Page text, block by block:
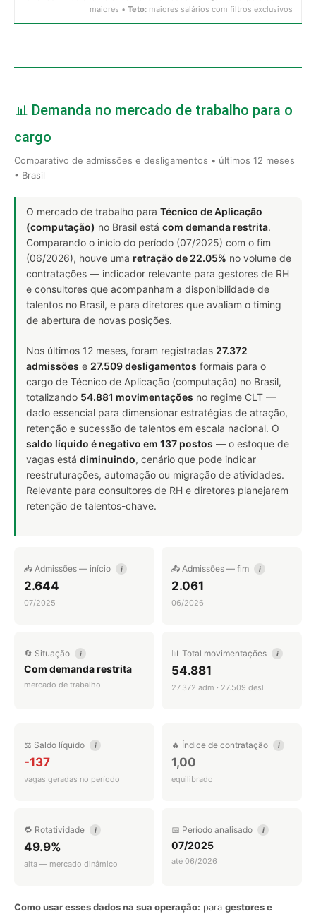
maiores • Teto: maiores salários com filtros exclusivos
📊 Demanda no mercado de trabalho para o
cargo
Comparativo de admissões e desligamentos • últimos 12 meses
• Brasil
O mercado de trabalho para Técnico de Aplicação
(computação) no Brasil está com demanda restrita.
Comparando o início do período (07/2025) com o fim
(06/2026), houve uma retração de 22.05% no volume de
contratações — indicador relevante para gestores de RH
e consultores que acompanham a disponibilidade de
talentos no Brasil, e para diretores que avaliam o timing
de abertura de novas posições.
Nos últimos 12 meses, foram registradas 27.372
admissões e 27.509 desligamentos formais para o
cargo de Técnico de Aplicação (computação) no Brasil,
totalizando 54.881 movimentações no regime CLT —
dado essencial para dimensionar estratégias de atração,
retenção e sucessão de talentos em escala nacional. O
saldo líquido é negativo em 137 postos — o estoque de
vagas está diminuindo, cenário que pode indicar
reestruturações, automação ou migração de atividades.
Relevante para consultores de RH e diretores planejarem
retenção de talentos-chave.
📥 Admissões — início i
2.644
07/2025
📤 Admissões — fim i
2.061
06/2026
🔄 Situação i
Com demanda restrita
mercado de trabalho
📊 Total movimentações i
54.881
27.372 adm · 27.509 desl
⚖️ Saldo líquido i
-137
vagas geradas no período
🔥 Índice de contratação i
1,00
equilibrado
🔁 Rotatividade i
49.9%
alta — mercado dinâmico
📅 Período analisado i
07/2025
até 06/2026
Como usar esses dados na sua operação: para gestores e